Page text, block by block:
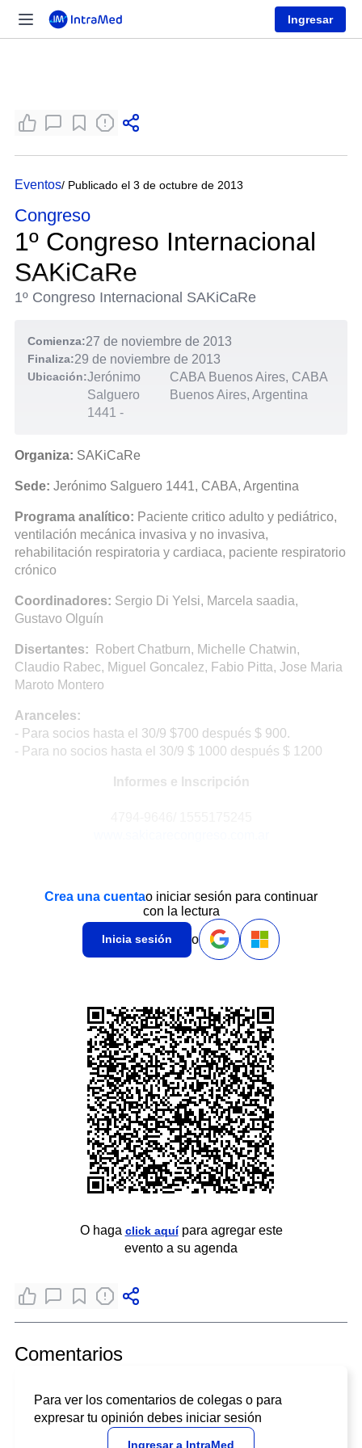
Ingresar
Eventos/ Publicado el 3 de octubre de 2013
Congreso
1º Congreso Internacional
SAKiCaRe
1º Congreso Internacional SAKiCaRe
Comienza:27 de noviembre de 2013
Finaliza:29 de noviembre de 2013
Ubicación:Jerónimo
Salguero
1441 -
CABA Buenos Aires, CABA
Buenos Aires, Argentina
Organiza: SAKiCaRe
Sede: Jerónimo Salguero 1441, CABA, Argentina
Programa analítico: Paciente critico adulto y pediátrico,
ventilación mecánica invasiva y no invasiva,
rehabilitación respiratoria y cardiaca, paciente respiratorio
crónico
Coordinadores: Sergio Di Yelsi, Marcela saadia,
Gustavo Olguín
Disertantes: Robert Chatburn, Michelle Chatwin,
Claudio Rabec, Miguel Goncalez, Fabio Pitta, Jose Maria
Maroto Montero
Aranceles:
- Para socios hasta el 30/9 $700 después $ 900.
- Para no socios hasta el 30/9 $ 1000 después $ 1200
Informes e Inscripción
Crea una cuentao iniciar sesión para continuar
con la lectura
Inicia sesión o
O haga click aquípara agregar este
evento a su agenda
Comentarios
Para ver los comentarios de colegas o para
expresar tu opinión debes iniciar sesión
Ingresar a IntraMed